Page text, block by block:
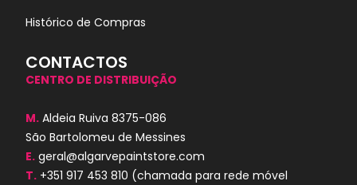
Histórico de Compras
CONTACTOS
CENTRO DE DISTRIBUIÇÃO
M. Aldeia Ruiva 8375-086
São Bartolomeu de Messines
E. geral@algarvepaintstore.com
T. +351 917 453 810 (chamada para rede móvel